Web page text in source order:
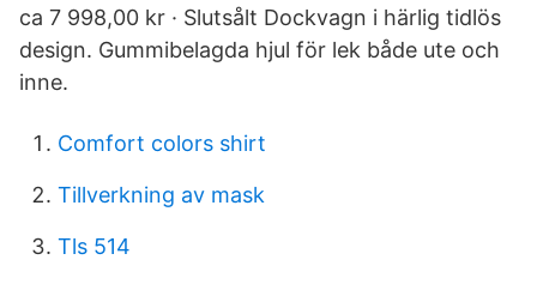
ca 7 998,00 kr · ‎Slutsålt Dockvagn i härlig tidlös
design. Gummibelagda hjul för lek både ute och
inne.
Comfort colors shirt
Tillverkning av mask
Tls 514